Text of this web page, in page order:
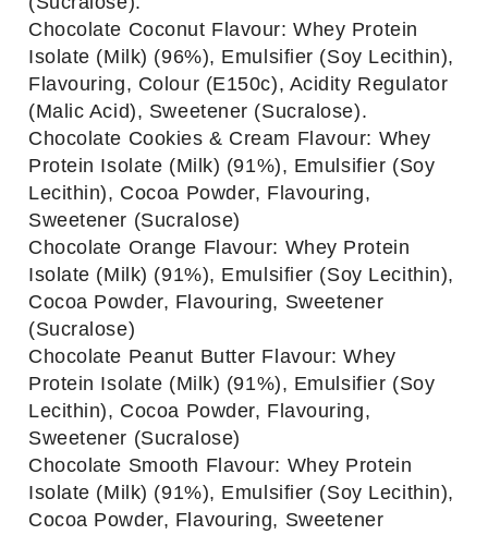
Chocolate Coconut Flavour: Whey Protein
Isolate (Milk) (96%), Emulsifier (Soy Lecithin),
Flavouring, Colour (E150c), Acidity Regulator
(Malic Acid), Sweetener (Sucralose).
Chocolate Cookies & Cream Flavour: Whey
Protein Isolate (Milk) (91%), Emulsifier (Soy
Lecithin), Cocoa Powder, Flavouring,
Sweetener (Sucralose)
Chocolate Orange Flavour: Whey Protein
Isolate (Milk) (91%), Emulsifier (Soy Lecithin),
Cocoa Powder, Flavouring, Sweetener
(Sucralose)
Chocolate Peanut Butter Flavour: Whey
Protein Isolate (Milk) (91%), Emulsifier (Soy
Lecithin), Cocoa Powder, Flavouring,
Sweetener (Sucralose)
Chocolate Smooth Flavour: Whey Protein
Isolate (Milk) (91%), Emulsifier (Soy Lecithin),
Cocoa Powder, Flavouring, Sweetener